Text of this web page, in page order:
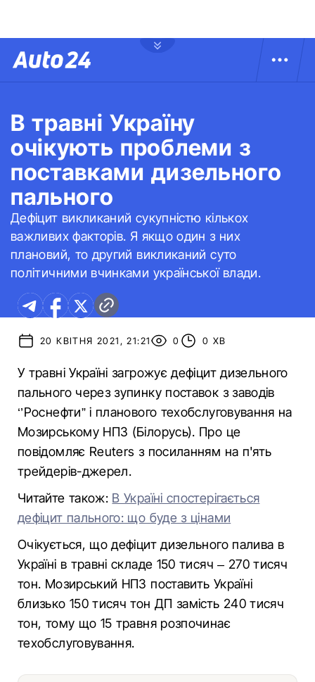
В травні Україну
очікують проблеми з
поставками дизельного
пального
Дефіцит викликаний сукупністю кількох
важливих факторів. Я якщо один з них
плановий, то другий викликаний суто
політичними вчинками української влади.
20 КВІТНЯ 2021, 21:21 0 0 ХВ
У травні Україні загрожує дефіцит дизельного
пального через зупинку поставок з заводів
‘’Роснефти” і планового техобслуговування на
Мозирському НПЗ (Білорусь). Про це
повідомляє Reuters з посиланням на п'ять
трейдерів-джерел.
Читайте також: В Україні спостерігається
дефіцит пального: що буде з цінами
Очікується, що дефіцит дизельного палива в
Україні в травні складе 150 тисяч – 270 тисяч
тон. Мозирський НПЗ поставить Україні
близько 150 тисяч тон ДП замість 240 тисяч
тон, тому що 15 травня розпочинає
техобслуговування.